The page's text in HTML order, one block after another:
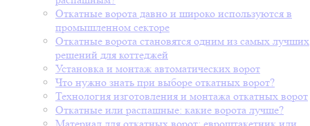
Откатные ворота давно и широко используются в
промышленном секторе
Откатные ворота становятся одним из самых лучших
решений для коттеджей
Установка и монтаж автоматических ворот
Что нужно знать при выборе откатных ворот?
Технология изготовления и монтажа откатных ворот
Откатные или распашные: какие ворота лучше?
Материал для откатных ворот: евроштакетник или